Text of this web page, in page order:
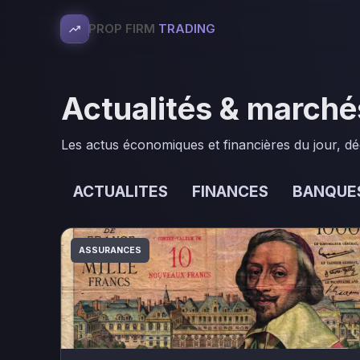
PROP FIRM TRADING
Actualités &
Les actus économiques et financières du jour,
ACTUALITES FINANCES
ASSURANCES